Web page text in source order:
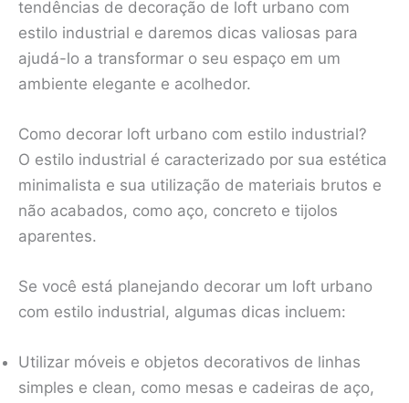
tendências de decoração de loft urbano com
estilo industrial e daremos dicas valiosas para
ajudá-lo a transformar o seu espaço em um
ambiente elegante e acolhedor.
Como decorar loft urbano com estilo industrial?
O estilo industrial é caracterizado por sua estética
minimalista e sua utilização de materiais brutos e
não acabados, como aço, concreto e tijolos
aparentes.
Se você está planejando decorar um loft urbano
com estilo industrial, algumas dicas incluem:
Utilizar móveis e objetos decorativos de linhas
simples e clean, como mesas e cadeiras de aço,